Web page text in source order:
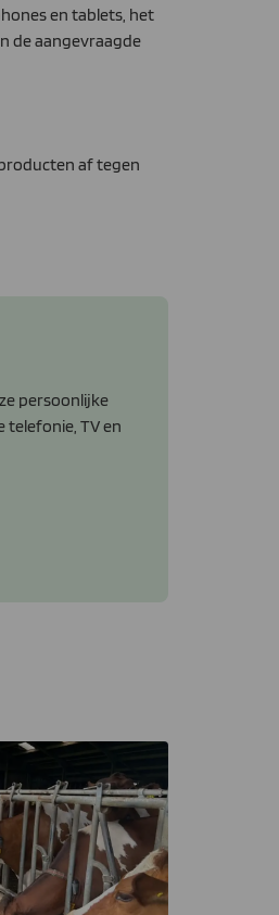
en tablets, het
de aangevraagde
af tegen
persoonlijke
telefonie, TV en